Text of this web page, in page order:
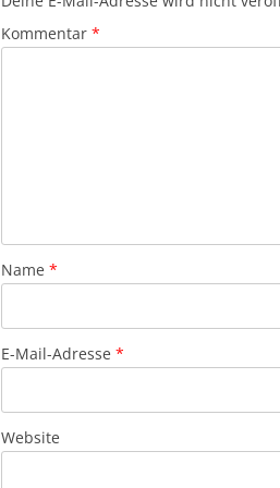
Kommentar *
Name *
E-Mail-Adresse *
Website